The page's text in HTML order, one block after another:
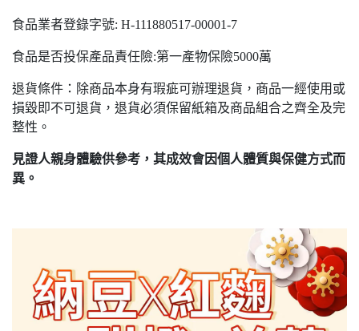
食品業者登錄字號: H-111880517-00001-7
食品是否投保產品責任險:第一產物保險5000萬
退貨條件：除商品本身有瑕疵可辦理退貨，商品一經使用或
損毀即不可退貨，退貨必須保留紙箱及商品組合之齊全及完
整性。
見證人親身體驗供參考，其成效會因個人體質與保健方式而
異。